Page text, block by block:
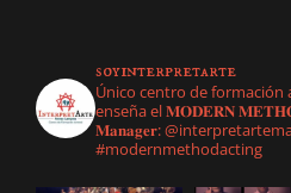
Nuestra empresa
soyinterpretarte
Único centro de formación
enseña el 𝐌𝐎𝐃𝐄𝐑𝐍
𝐌𝐚𝐧𝐚𝐠𝐞𝐫:
#modernmethodacting